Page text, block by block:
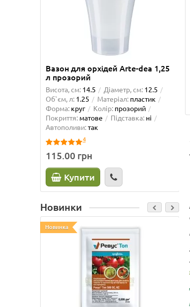
Вазон для орхідей Arte-dea 1,25
л прозорий
Висота, см: 14.5 Діаметр, см: 12.5
Об`єм, л: 1.25 Матеріал: пластик
Форма: круг Колір: прозорий
Покриття: матове Підставка: ні
Автополиви:так
4
115.00 грн
Купити
Новинки
Новинка